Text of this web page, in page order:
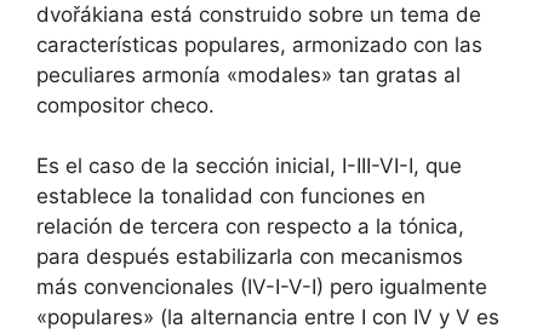
dvořákiana está construido sobre un tema de
características populares, armonizado con las
peculiares armonía «modales» tan gratas al
compositor checo.
Es el caso de la sección inicial, I-III-VI-I, que
establece la tonalidad con funciones en
relación de tercera con respecto a la tónica,
para después estabilizarla con mecanismos
más convencionales (IV-I-V-I) pero igualmente
«populares» (la alternancia entre I con IV y V es